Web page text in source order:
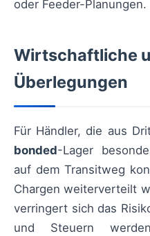
oder Feeder-Planungen.
Wirtschaftliche
Überlegungen
Für Händler, die aus
bonded-Lager
auf dem Transitweg
Chargen weiterverteilt
verringert sich das
und Steuern